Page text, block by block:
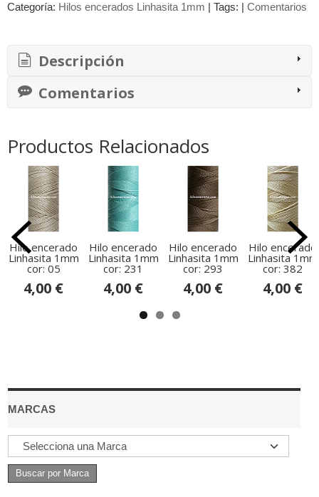
MARCAS
Categoría: Hilos encerados Linhasita 1mm | Tags: | Comentarios
Descripción
Comentarios
Productos Relacionados
Hilo encerado
Linhasita 1mm
cor: 05
4,00 €
Hilo encerado
Linhasita 1mm
cor: 231
4,00 €
Hilo encerado
Linhasita 1mm
cor: 293
4,00 €
Hilo encerado
Linhasita 1mm
cor: 382
4,00 €